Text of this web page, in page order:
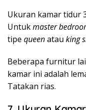
Ukuran kamar tidur
Untukmaster
tipe queenatau king
Beberapa furnitur
kamar ini adalah
Tatakan rias.